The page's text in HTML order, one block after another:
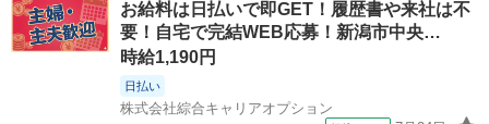
お給料は日払いで即GET！履歴書や来社は不
要！自宅で完結WEB応募！新潟市中央…
時給1,190円
日払い
株式会社綜合キャリアオプション